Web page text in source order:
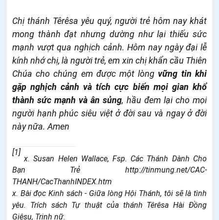
Chị thánh Têrêsa yêu quý, người trẻ hôm nay khát
mong thành đạt nhưng dường như lại thiếu sức
mạnh vượt qua nghịch cảnh. Hôm nay ngày đại lễ
kính nhớ chị,là người trẻ, em xin chị khẩn cầu Thiên
Chúa cho chúng emđược một lòngvững tin khi
gặp nghịch cảnh và tích cực biến mọi gian khổ
thành sức mạnh và ân sủng, hầu đem lại cho mọi
người hạnh phúc siêu việt ở đời sau và ngay ở đời
này nữa. Amen
[1]
x. Susan Helen Wallace, Fsp. Các Thánh Dành Cho
Bạn Trẻ http://tinmung.net/CAC-
THANH/CacThanhINDEX.htm
x. Bài đọc Kinh sách - Giữa lòng Hội Thánh, tôi sẽ là tình
yêu. Trích sách Tự thuật của thánh Têrêsa Hài Đồng
Giêsu, Trinh nữ.